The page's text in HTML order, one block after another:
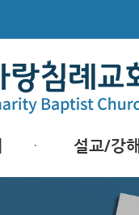
설교/강해